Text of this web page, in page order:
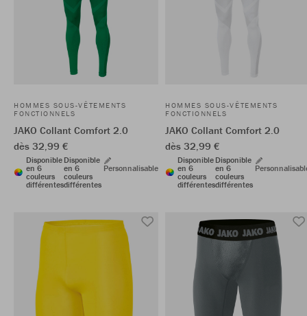
HOMMES SOUS-VÊTEMENTS
FONCTIONNELS
JAKO Collant Comfort 2.0
dès 32,99 €
Disponible
en 6
couleurs
différentes
Disponible
en 6
couleurs
différentes
Personnalisable
HOMMES SOUS-VÊTEMENTS
FONCTIONNELS
JAKO Collant Comfort 2.0
dès 32,99 €
Disponible
en 6
couleurs
différentes
Disponible
en 6
couleurs
différentes